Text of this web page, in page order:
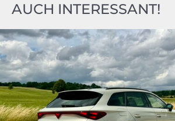
AUCH INTERESSANT!